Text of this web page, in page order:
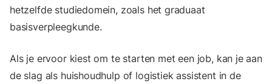
hetzelfde studiedomein, zoals het graduaat
basisverpleegkunde.
Als je ervoor kiest om te starten met een job, kan je aan
de slag als huishoudhulp of logistiek assistent in de